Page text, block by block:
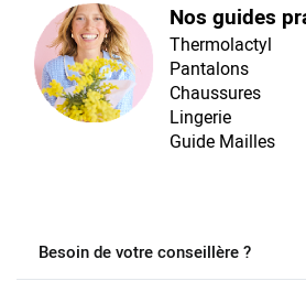
Nos guides
Thermolactyl
Pantalons
Chaussures
Lingerie
Guide Mailles
Besoin de votre conseillère ?